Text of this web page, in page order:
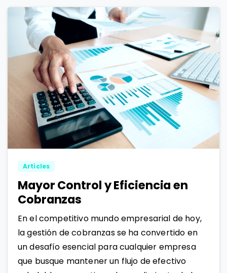
Articles
Mayor Control y Eficiencia en
Cobranzas
En el competitivo mundo empresarial de hoy,
la gestión de cobranzas se ha convertido en
un desafío esencial para cualquier empresa
que busque mantener un flujo de efectivo